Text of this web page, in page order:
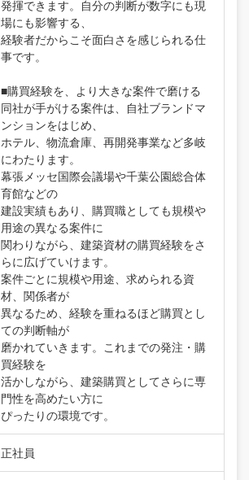
発揮できます。自分の判断が数字にも現
場にも影響する、
経験者だからこそ面白さを感じられる仕
事です。
■購買経験を、より大きな案件で磨ける
同社が手がける案件は、自社ブランドマ
ンションをはじめ、
ホテル、物流倉庫、再開発事業など多岐
にわたります。
幕張メッセ国際会議場や千葉公園総合体
育館などの
建設実績もあり、購買職としても規模や
用途の異なる案件に
関わりながら、建築資材の購買経験をさ
らに広げていけます。
案件ごとに規模や用途、求められる資
材、関係者が
異なるため、経験を重ねるほど購買とし
ての判断軸が
磨かれていきます。これまでの発注・購
買経験を
活かしながら、建築購買としてさらに専
門性を高めたい方に
ぴったりの環境です。
正社員